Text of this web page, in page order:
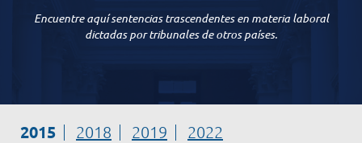
Encuentre aquí sentencias trascendentes en materia laboral
dictadas por tribunales de otros países.
2015 2018 2019 2022